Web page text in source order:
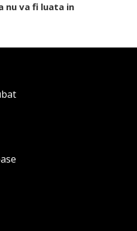
nu va fi luata in